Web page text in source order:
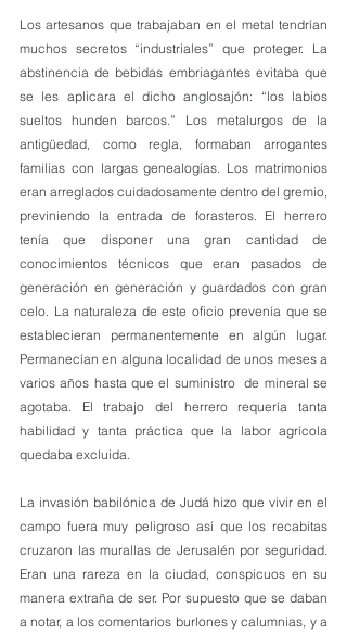
Los artesanos que trabajaban en el metal tendrían
muchos secretos “industriales” que proteger. La
abstinencia de bebidas embriagantes evitaba que
se les aplicara el dicho anglosajón: “los labios
sueltos hunden barcos.” Los metalurgos de la
antigüedad, como regla, formaban arrogantes
familias con largas genealogías. Los matrimonios
eran arreglados cuidadosamente dentro del gremio,
previniendo la entrada de forasteros. El herrero
tenía que disponer una gran cantidad de
conocimientos técnicos que eran pasados de
generación en generación y guardados con gran
celo. La naturaleza de este oficio prevenía que se
establecieran permanentemente en algún lugar.
Permanecían en alguna localidad de unos meses a
varios años hasta que el suministro  de mineral se
agotaba. El trabajo del herrero requería tanta
habilidad y tanta práctica que la labor agrícola
quedaba excluida.
La invasión babilónica de Judá hizo que vivir en el
campo fuera muy peligroso así que los recabitas
cruzaron las murallas de Jerusalén por seguridad.
Eran una rareza en la ciudad, conspicuos en su
manera extraña de ser. Por supuesto que se daban
a notar, a los comentarios burlones y calumnias, y a